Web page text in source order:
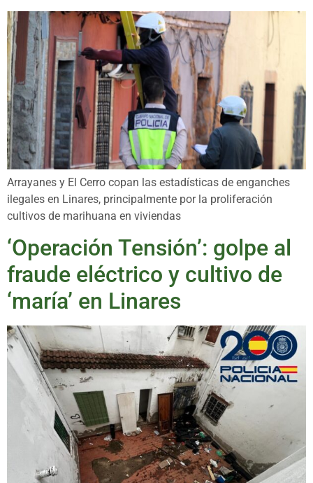
Arrayanes y El Cerro copan las estadísticas de enganches
ilegales en Linares, principalmente por la proliferación
cultivos de marihuana en viviendas
‘Operación Tensión’: golpe al
fraude eléctrico y cultivo de
‘maría’ en Linares